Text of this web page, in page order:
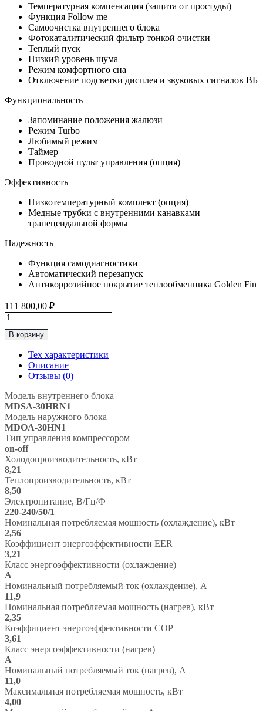
Температурная компенсация (защита от простуды)
Функция Follow me
Самоочистка внутреннего блока
Фотокаталитический фильтр тонкой очистки
Теплый пуск
Низкий уровень шума
Режим комфортного сна
Отключение подсветки дисплея и звуковых сигналов ВБ
Функциональность
Запоминание положения жалюзи
Режим Turbo
Любимый режим
Таймер
Проводной пульт управления (опция)
Эффективность
Низкотемпературный комплект (опция)
Медные трубки с внутренними канавками
трапецеидальной формы
Надежность
Функция самодиагностики
Автоматический перезапуск
Антикоррозийное покрытие теплообменника Golden Fin
111 800,00 ₽
Количество
товара
Классическая
Система
80м2
MDV
“Серия
Aurora
R410A
On/Off"
MDSA-
30HRN1
/
MDOA-
30HN1
В корзину
Тех характеристики
Описание
Отзывы (0)
Модель внутреннего блока
MDSA-30HRN1
Модель наружного блока
MDOA-30HN1
Тип управления компрессором
on-off
Холодопроизводительность, кВт
8,21
Теплопроизводительность, кВт
8,50
Электропитание, В/Гц/Ф
220-240/50/1
Номинальная потребляемая мощность (охлаждение), кВт
2,56
Коэффициент энергоэффективности EER
3,21
Класс энергоэффективности (охлаждение)
A
Номинальный потребляемый ток (охлаждение), А
11,9
Номинальная потребляемая мощность (нагрев), кВт
2,35
Коэффициент энергоэффективности COP
3,61
Класс энергоэффективности (нагрев)
A
Номинальный потребляемый ток (нагрев), А
11,0
Максимальная потребляемая мощность, кВт
4,00